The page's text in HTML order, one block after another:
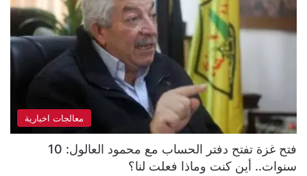
معالجات اخبارية
فتح غزة تفتح دفتر الحساب مع محمود العالول: 10
سنوات.. أين كنت وماذا فعلت لنا؟